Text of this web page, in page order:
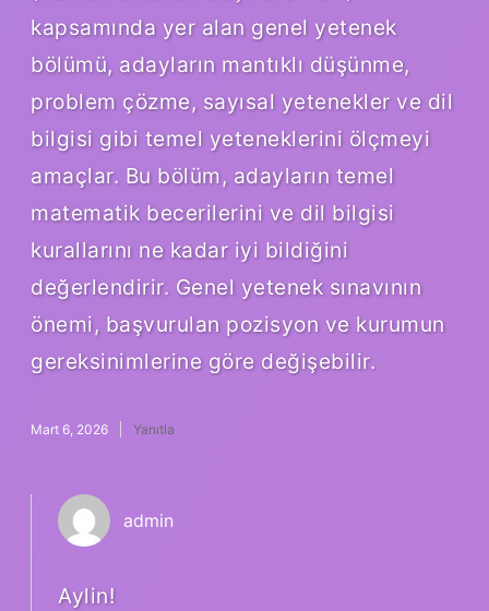
kapsamında yer alan genel yetenek
bölümü, adayların mantıklı düşünme,
problem çözme, sayısal yetenekler ve dil
bilgisi gibi temel yeteneklerini ölçmeyi
amaçlar. Bu bölüm, adayların temel
matematik becerilerini ve dil bilgisi
kurallarını ne kadar iyi bildiğini
değerlendirir. Genel yetenek sınavının
önemi, başvurulan pozisyon ve kurumun
gereksinimlerine göre değişebilir.
Mart 6, 2026 Yanıtla
admin
Aylin!